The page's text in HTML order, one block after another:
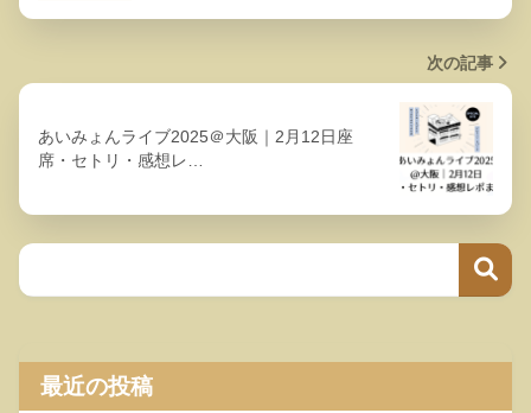
次の記事
あいみょんライブ2025＠大阪｜2月12日座
席・セトリ・感想レ…
最近の投稿